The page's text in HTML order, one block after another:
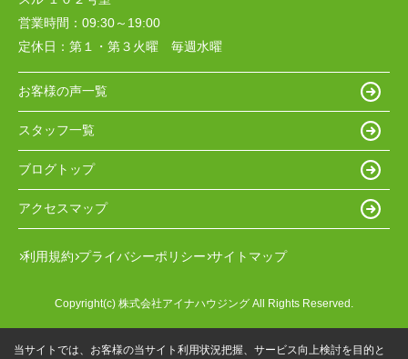
営業時間： 09:30～19:00
定休日： 第１・第３火曜 毎週水曜
お客様の声一覧
スタッフ一覧
ブログトップ
アクセスマップ
利用規約 プライバシーポリシー サイトマップ
Copyright(c) 株式会社アイナハウジング All Rights Reserved.
当サイトでは、お客様の当サイト利用状況把握、サービス向上検討を目的と